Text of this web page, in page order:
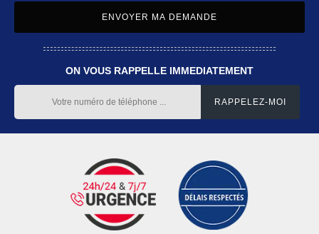
ON VOUS RAPPELLE IMMEDIATEMENT